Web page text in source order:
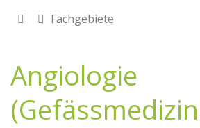
Fachgebiete
Angiologie